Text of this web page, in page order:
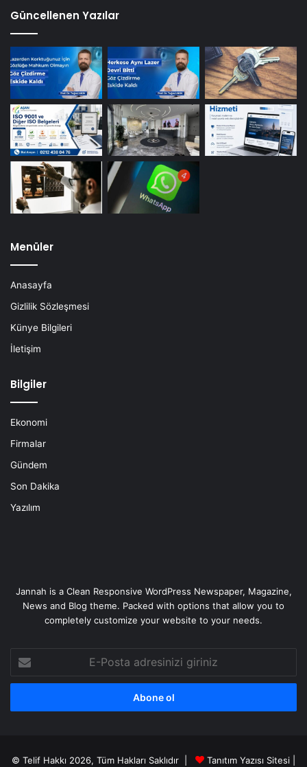
Güncellenen Yazılar
Menüler
Anasayfa
Gizlilik Sözleşmesi
Künye Bilgileri
İletişim
Bilgiler
Ekonomi
Firmalar
Gündem
Son Dakika
Yazılım
Jannah is a Clean Responsive WordPress Newspaper, Magazine,
News and Blog theme. Packed with options that allow you to
completely customize your website to your needs.
Posta
adresinizi
© Telif Hakkı 2026, Tüm Hakları Saklıdır | Tanıtım Yazısı Sitesi |